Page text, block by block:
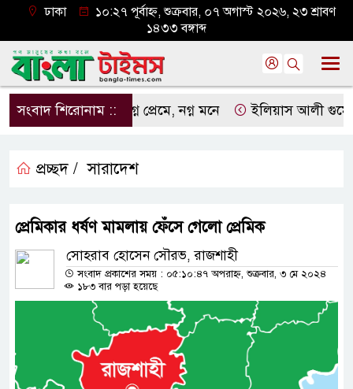
ঢাকা
১০:২৭ পূর্বাহ্ন, শুক্রবার, ০৭ অগাস্ট ২০২৬, ২৩ শ্রাবণ
১৪৩৩ বঙ্গাব্দ
সংবাদ শিরোনাম ::নগ্ন প্রেমে, নগ্ন মনে ইলিয়াস আলী গুমের
প্রচ্ছদ / সারাদেশ
প্রেমিকার ধর্ষণ মামলায় ফেঁসে গেলো প্রেমিক
সোহরাব হোসেন সৌরভ, রাজশাহী
সংবাদ প্রকাশের সময় : ০৫:১০:৪৭ অপরাহ্ন, শুক্রবার, ৩ মে ২০২৪
১৮৩ বার পড়া হয়েছে